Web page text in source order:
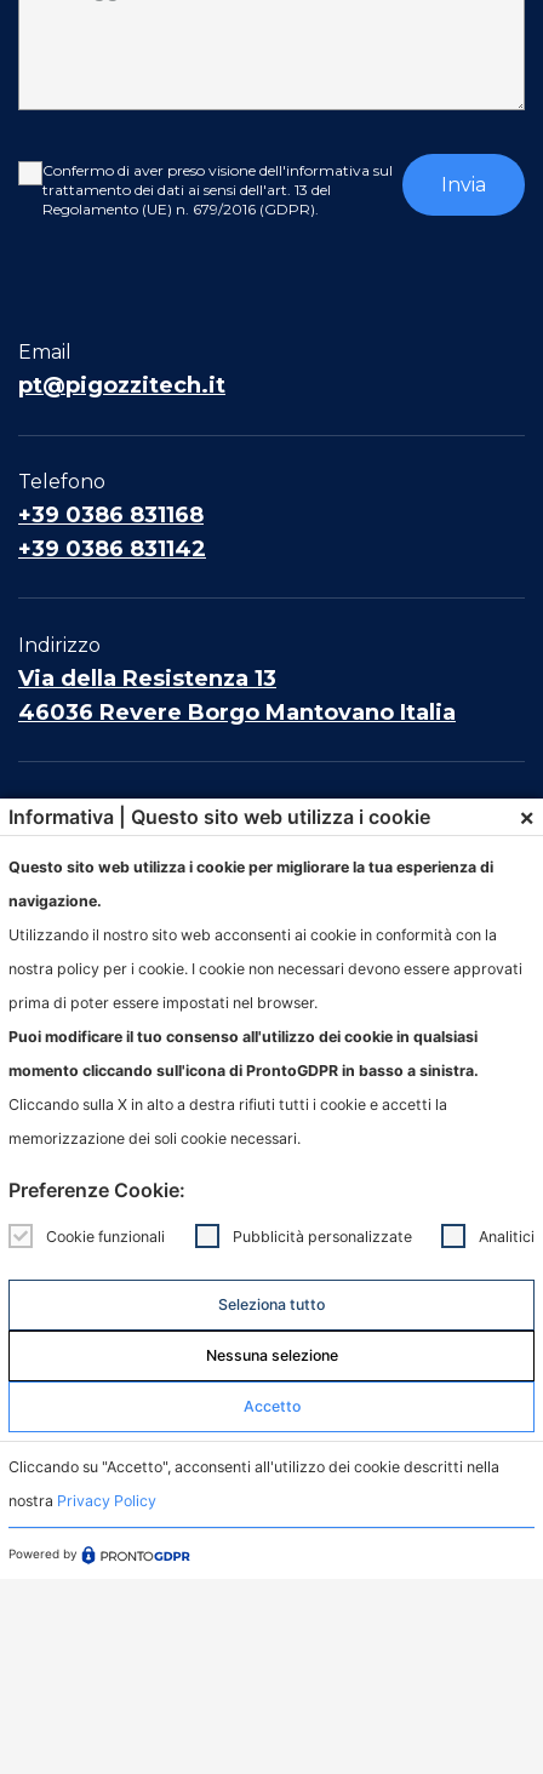
Confermo di aver preso visione dell'informativa sul
trattamento dei dati ai sensi dell'art. 13 del
Regolamento (UE) n. 679/2016 (GDPR).
Email
pt@pigozzitech.it
Telefono
+39 0386 831168
+39 0386 831142
Indirizzo
Via della Resistenza 13
46036 Revere Borgo Mantovano Italia
© PigozziTech Srl
All rights reserved.
Privacy e cookie | developed byLUNA
Menu
Dove Operiamo
News
Informativa | Questo sito web utilizza i cookie ×
Questo sito web utilizza i cookie per migliorare la tua esperienza di
navigazione.
Utilizzando il nostro sito web acconsenti ai cookie in conformità con la
nostra policy per i cookie. I cookie non necessari devono essere approvati
prima di poter essere impostati nel browser.
Puoi modificare il tuo consenso all'utilizzo dei cookie in qualsiasi
momento cliccando sull'icona di ProntoGDPR in basso a sinistra.
Cliccando sulla X in alto a destra rifiuti tutti i cookie e accetti la
memorizzazione dei soli cookie necessari.
Preferenze Cookie:
Cookie funzionali Pubblicità personalizzate Analitici
Seleziona tutto
Nessuna selezione
Accetto
Cliccando su "Accetto", acconsenti all'utilizzo dei cookie descritti nella
nostra Privacy Policy
Powered by